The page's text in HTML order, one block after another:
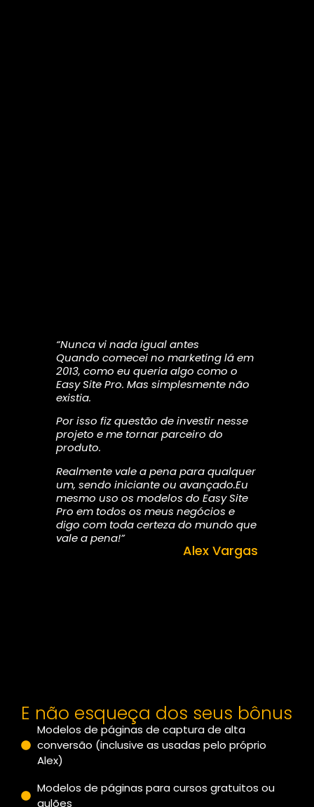
“Nunca vi nada igual antes
Quando comecei no marketing lá em
2013, como eu queria algo como o
Easy Site Pro. Mas simplesmente não
existia.
Por isso fiz questão de investir nesse
projeto e me tornar parceiro do
produto.
Realmente vale a pena para qualquer
um, sendo iniciante ou avançado.Eu
mesmo uso os modelos do Easy Site
Pro em todos os meus negócios e
digo com toda certeza do mundo que
vale a pena!”
Alex Vargas
E não esqueça dos seus bônus
Modelos de páginas de captura de alta
conversão (inclusive as usadas pelo próprio
Alex)
Modelos de páginas para cursos gratuitos ou
aulões